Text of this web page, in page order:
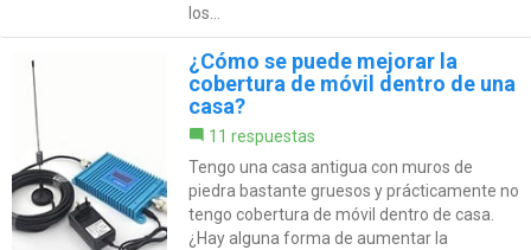
los...
¿Cómo se puede mejorar la
cobertura de móvil dentro de una
casa?
11 respuestas
Tengo una casa antigua con muros de
piedra bastante gruesos y prácticamente no
tengo cobertura de móvil dentro de casa.
¿Hay alguna forma de aumentar la